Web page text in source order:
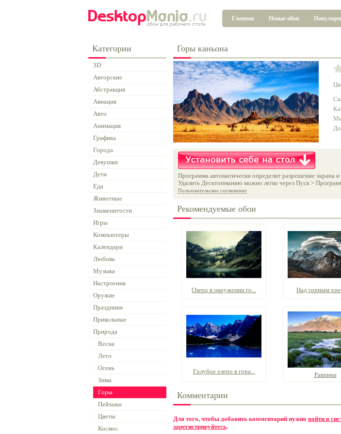
Главная Новые обои
Категории
3D
Авторские
Абстракция
Авиация
Авто
Анимация
Графика
Города
Девушки
Дети
Еда
Животные
Знаменитости
Игры
Компьютеры
Календари
Любовь
Музыка
Настроения
Оружие
Праздники
Прикольные
Природа
Весна
Лето
Осень
Зима
Горы
Пейзажи
Цветы
Космос
Горы каньона
Программа автоматически определит разрешение экрана
Удалить Десктопманию можно легко через Пуск >
Пользовательское соглашение
Рекомендуемые обои
Озеро в окружении го... Над горным
Голубое озеро в гора... Равнина
Комментарии
Для того, чтобы добавить комментарий нужно войти в
зарегистрируйтесь.